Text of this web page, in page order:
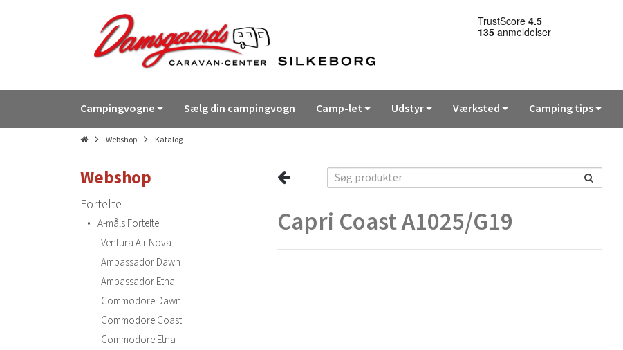
Campingvogne Sælg din campingvogn Camp-let Udstyr Værksted Camping tips
Webshop Katalog
Webshop
Fortelte
• A-måls Fortelte
Ventura Air Nova
Ambassador Dawn
Ambassador Etna
Commodore Dawn
Commodore Coast
Commodore Etna
Capri Coast A1025/G19